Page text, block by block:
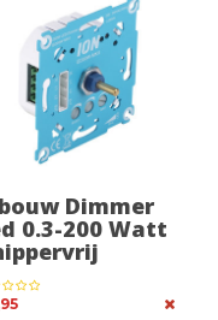
Dimmer
0.3-200 Watt